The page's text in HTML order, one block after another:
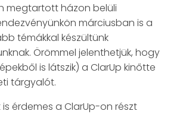
megtartott házon belüli
márciusban is a
témákkal készültünk
Örömmel jelenthetjük, hogy
is látszik) a ClarUp kinőtte
tárgyalót.
is érdemes a ClarUp-on részt